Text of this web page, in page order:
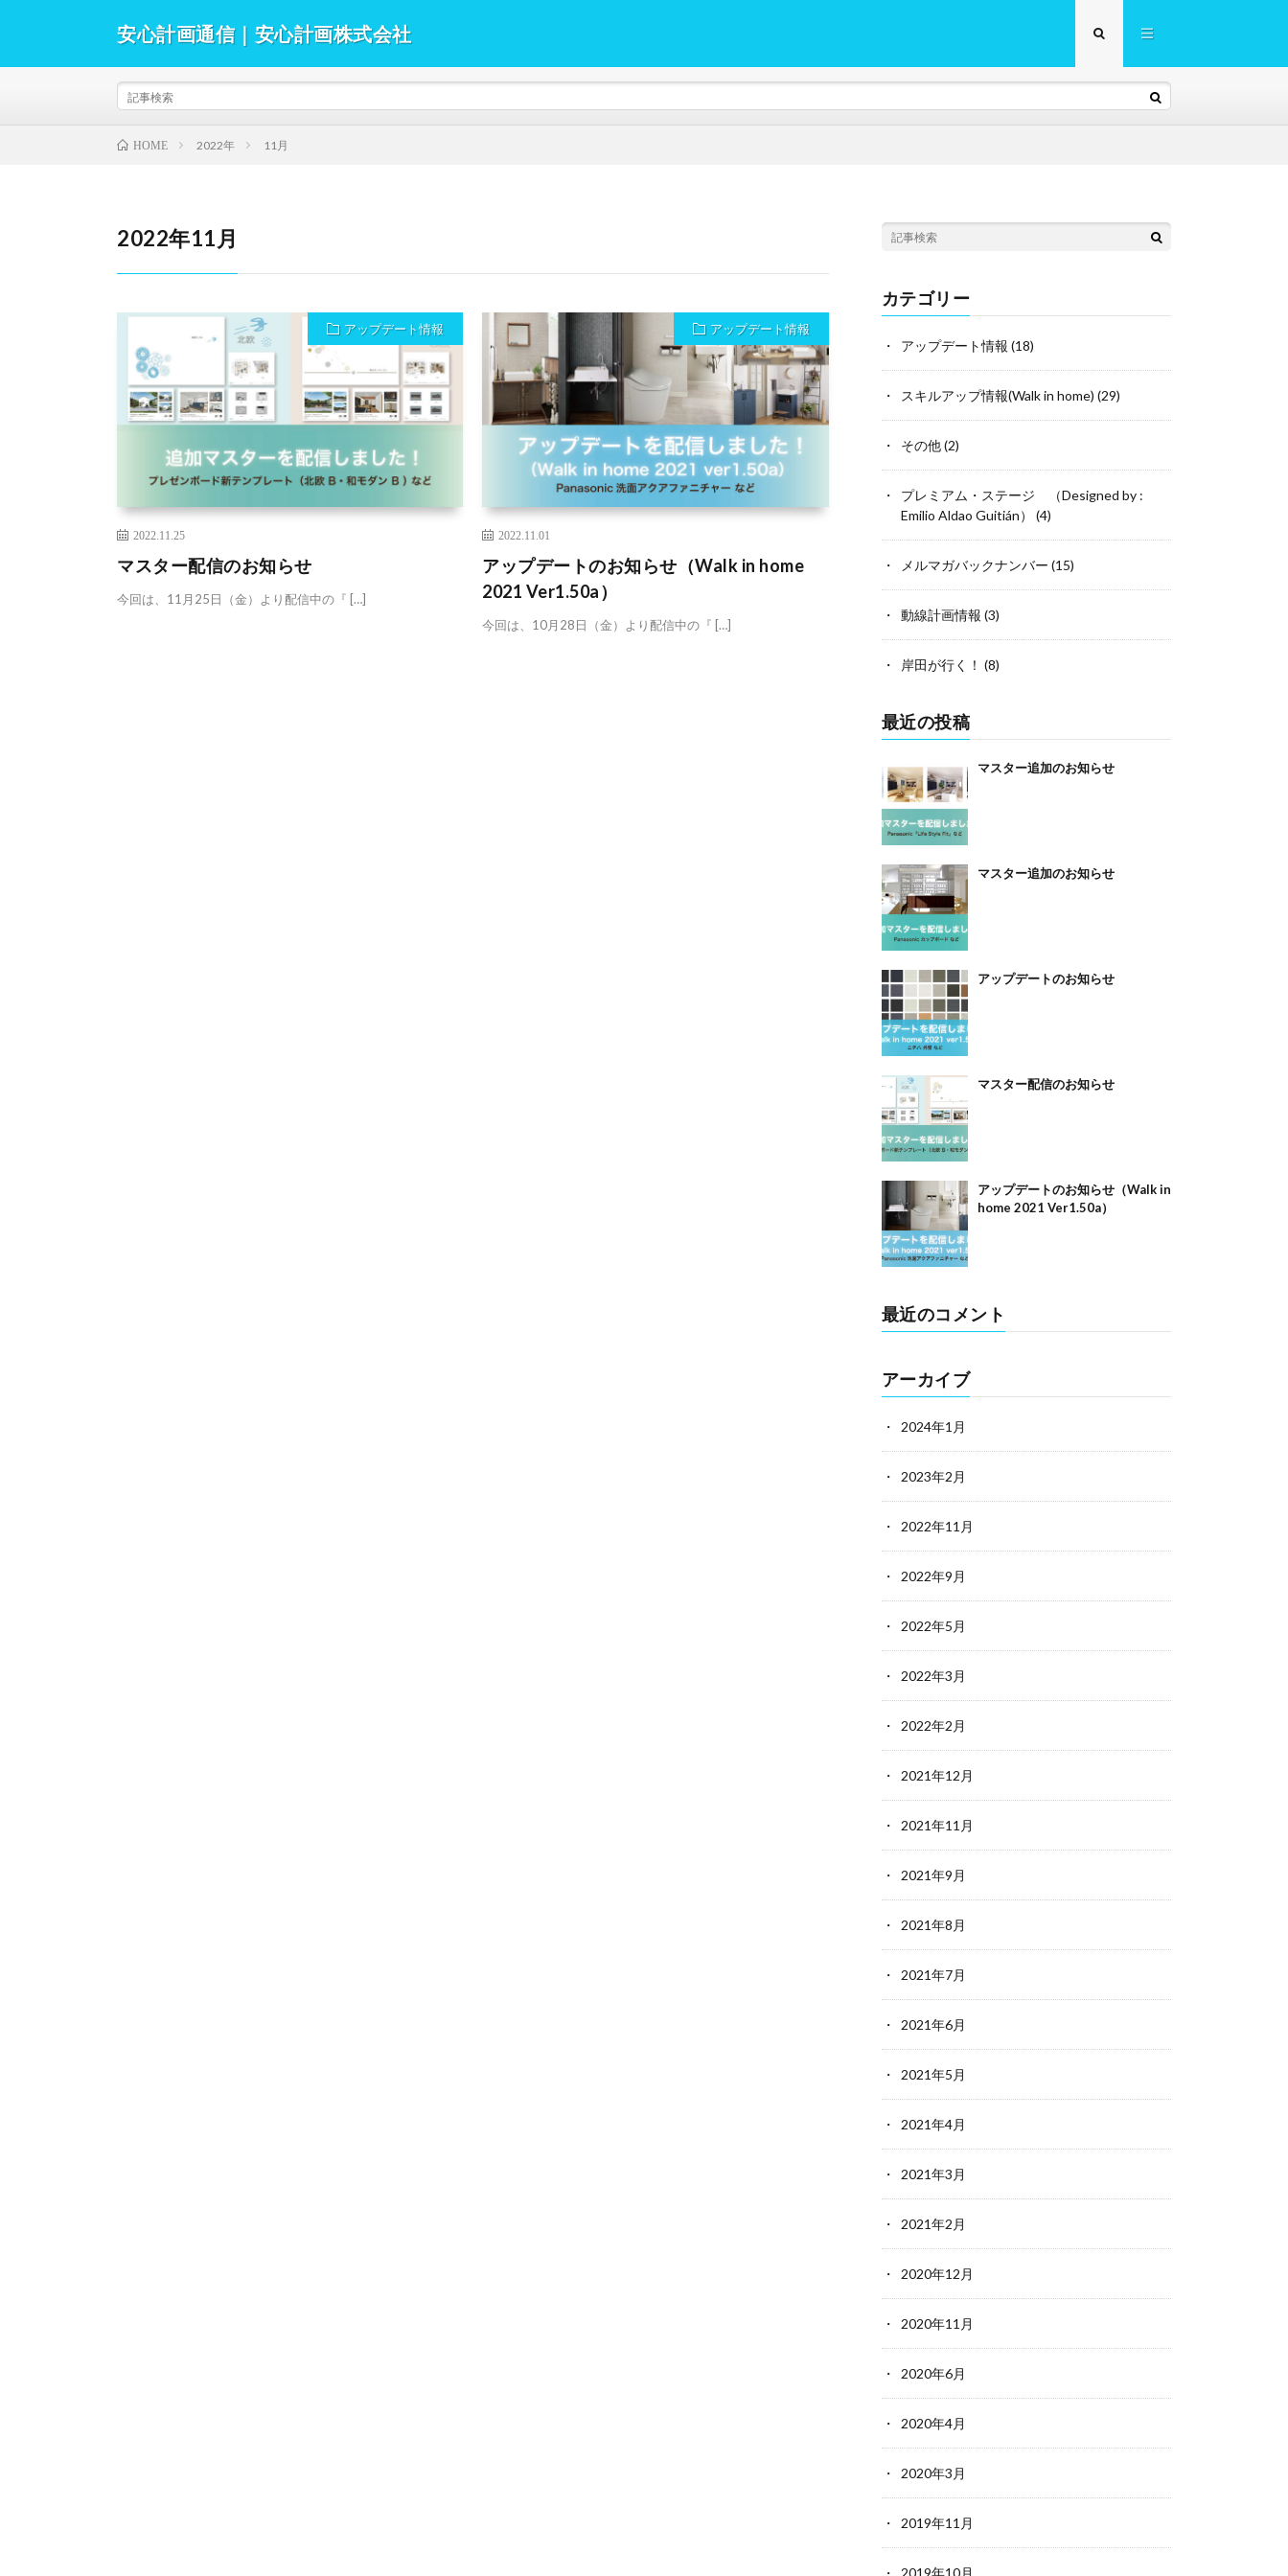
安心計画通信｜安心計画株式会社
す。日本住宅新聞から提供いただいている建築業界のニュースやウォークインホームの最新情報、マニュアルの更新情報やメルマガ
HOME 2022年 11月
2022年11月
アップデート情報
2022.11.25
マスター配信のお知らせ
今回は、11月25日（金）より配信中の『 […]
アップデート情報
2022.11.01
アップデートのお知らせ（Walk in home
2021 Ver1.50a）
今回は、10月28日（金）より配信中の『 […]
カテゴリー
アップデート情報 (18)
スキルアップ情報(Walk in home) (29)
その他(2)
プレミアム・ステージ （Designed by :
Emilio Aldao Guitián）
(4)
メルマガバックナンバー (15)
動線計画情報 (3)
岸田が行く！ (8)
最近の投稿
マスター追加のお知らせ
マスター追加のお知らせ
アップデートのお知らせ
マスター配信のお知らせ
アップデートのお知らせ（Walk in
home 2021 Ver1.50a）
最近のコメント
アーカイブ
2024年1月
2023年2月
2022年11月
2022年9月
2022年5月
2022年3月
2022年2月
2021年12月
2021年11月
2021年9月
2021年8月
2021年7月
2021年6月
2021年5月
2021年4月
2021年3月
2021年2月
2020年12月
2020年11月
2020年6月
2020年4月
2020年3月
2019年11月
2019年10月